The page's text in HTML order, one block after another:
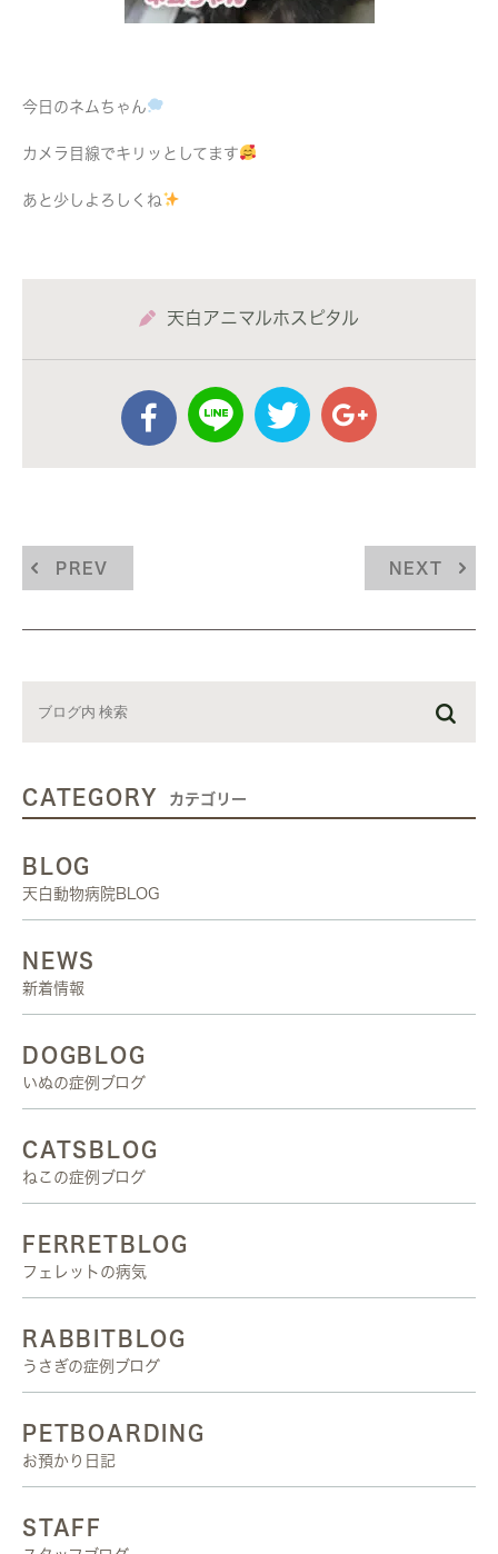
今日のネムちゃん
カメラ目線でキリッとしてます
あと少しよろしくね
天白アニマルホスピタル
PREV NEXT
CATEGORY カテゴリー
BLOG
天白動物病院BLOG
NEWS
新着情報
DOGBLOG
いぬの症例ブログ
CATSBLOG
ねこの症例ブログ
FERRETBLOG
フェレットの病気
RABBITBLOG
うさぎの症例ブログ
PETBOARDING
お預かり日記
STAFF